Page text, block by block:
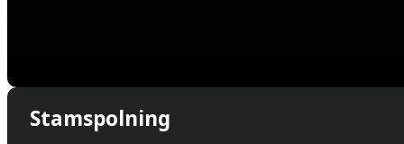
Stamspolning